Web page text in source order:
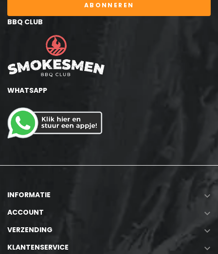
ABONNEREN
BBQ CLUB
WHATSAPP
INFORMATIE 
ACCOUNT 
VERZENDING 
KLANTENSERVICE 